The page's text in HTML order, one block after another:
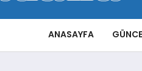
ANASAYFA